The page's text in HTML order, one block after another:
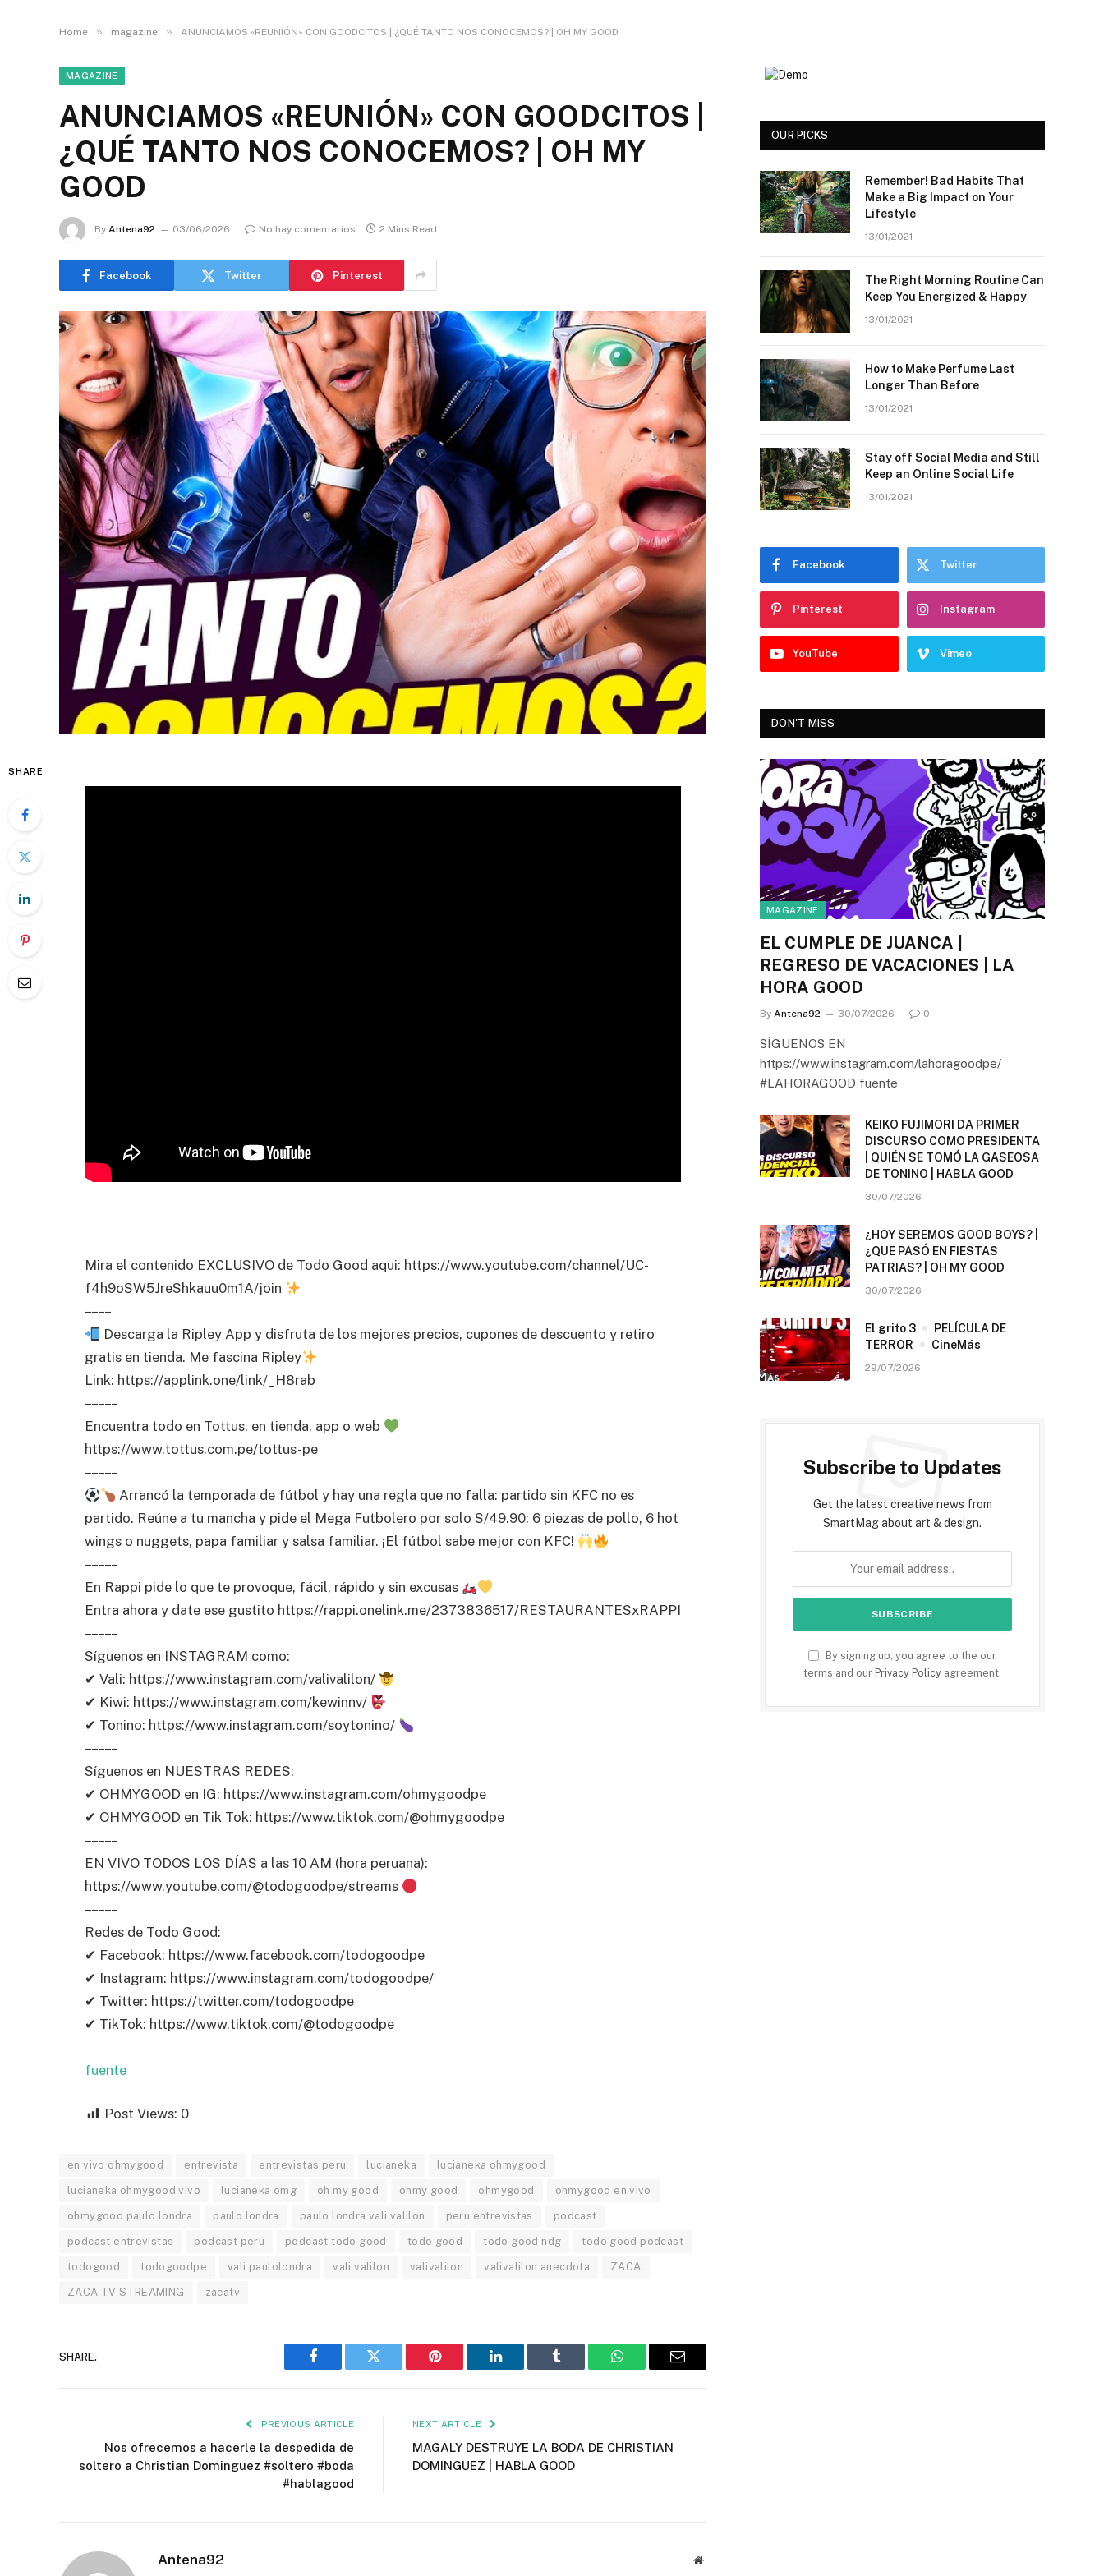
Home » magazine » ANUNCIAMOS «REUNIÓN» CON GOODCITOS | ¿QUÉ TANTO NOS CONOCEMOS? | OH MY GOOD
MAGAZINE
ANUNCIAMOS «REUNIÓN» CON GOODCITOS |
¿QUÉ TANTO NOS CONOCEMOS? | OH MY
GOOD
By Antena92 03/06/2026 No hay comentarios 2 Mins Read
Facebook Twitter Pinterest
SHARE
Mira el contenido EXCLUSIVO de Todo Good aqui: https://www.youtube.com/channel/UC-
f4h9oSW5JreShkauu0m1A/join
– – – –
Descarga la Ripley App y disfruta de los mejores precios, cupones de descuento y retiro
gratis en tienda. Me fascina Ripley
Link: https://applink.one/link/_H8rab
– – – – –
Encuentra todo en Tottus, en tienda, app o web
https://www.tottus.com.pe/tottus-pe
– – – – –
Arrancó la temporada de fútbol y hay una regla que no falla: partido sin KFC no es
partido. Reúne a tu mancha y pide el Mega Futbolero por solo S/49.90: 6 piezas de pollo, 6 hot
wings o nuggets, papa familiar y salsa familiar. ¡El fútbol sabe mejor con KFC!
– – – – –
En Rappi pide lo que te provoque, fácil, rápido y sin excusas
Entra ahora y date ese gustito https://rappi.onelink.me/2373836517/RESTAURANTESxRAPPI
– – – – –
Síguenos en INSTAGRAM como:
✔ Vali: https://www.instagram.com/valivalilon/
✔ Kiwi: https://www.instagram.com/kewinnv/
✔ Tonino: https://www.instagram.com/soytonino/
– – – – –
Síguenos en NUESTRAS REDES:
✔ OHMYGOOD en IG: https://www.instagram.com/ohmygoodpe
✔ OHMYGOOD en Tik Tok: https://www.tiktok.com/@ohmygoodpe
– – – – –
EN VIVO TODOS LOS DÍAS a las 10 AM (hora peruana):
https://www.youtube.com/@todogoodpe/streams
– – – – –
Redes de Todo Good:
✔ Facebook: https://www.facebook.com/todogoodpe
✔ Instagram: https://www.instagram.com/todogoodpe/
✔ Twitter: https://twitter.com/todogoodpe
✔ TikTok: https://www.tiktok.com/@todogoodpe
fuente
Post Views: 0
en vivo ohmygood entrevista entrevistas peru lucianeka lucianeka ohmygood
lucianeka ohmygood vivo lucianeka omg oh my good ohmy good ohmygood ohmygood en vivo
ohmygood paulo londra paulo londra paulo londra vali valilon peru entrevistas podcast
podcast entrevistas podcast peru podcast todo good todo good todo good ndg todo good podcast
todogood todogoodpe vali paulolondra vali valilon valivalilon valivalilon anecdota ZACA
ZACA TV STREAMING zacatv
SHARE.
Facebook Twitter Pinterest LinkedIn Tumblr WhatsAppEmail
PREVIOUS ARTICLE
Nos ofrecemos a hacerle la despedida de
soltero a Christian Dominguez #soltero #boda
#hablagood
NEXT ARTICLE
MAGALY DESTRUYE LA BODA DE CHRISTIAN
DOMINGUEZ | HABLA GOOD
Antena92 Website
OUR PICKS
Remember! Bad Habits That
Make a Big Impact on Your
Lifestyle
13/01/2021
The Right Morning Routine Can
Keep You Energized & Happy
13/01/2021
How to Make Perfume Last
Longer Than Before
13/01/2021
Stay off Social Media and Still
Keep an Online Social Life
13/01/2021
Facebook Twitter
Pinterest Instagram
YouTube Vimeo
DON'T MISS
MAGAZINE
EL CUMPLE DE JUANCA |
REGRESO DE VACACIONES | LA
HORA GOOD
By Antena92 30/07/2026 0
SÍGUENOS EN
https://www.instagram.com/lahoragoodpe/
#LAHORAGOOD fuente
KEIKO FUJIMORI DA PRIMER
DISCURSO COMO PRESIDENTA
| QUIÉN SE TOMÓ LA GASEOSA
DE TONINO | HABLA GOOD
30/07/2026
¿HOY SEREMOS GOOD BOYS? |
¿QUE PASÓ EN FIESTAS
PATRIAS? | OH MY GOOD
30/07/2026
El grito 3
PELÍCULA DE
TERROR
CineMás
29/07/2026
Subscribe to Updates
Get the latest creative news from
SmartMag about art & design.
By signing up, you agree to the our
terms and our Privacy Policy agreement.